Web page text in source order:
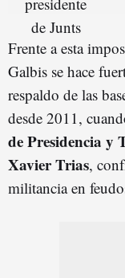
Frente a esta
Galbis se hace
respaldo de las
desde 2011,
de Presidencia y
Xavier Trias,
militancia en